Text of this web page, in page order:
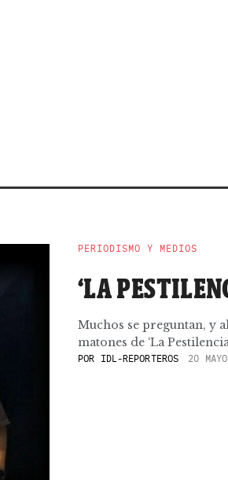
PERIODISMO Y MEDIOS
‘LA
Muchos se preguntan, y
matones de ‘La
POR IDL-REPORTEROS 20